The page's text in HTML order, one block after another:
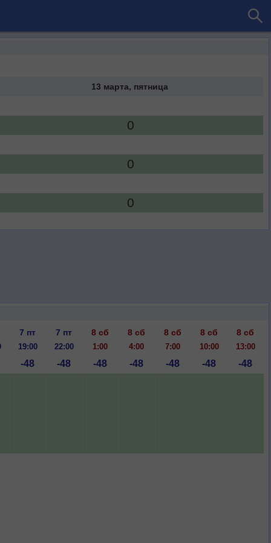
13 марта, пятница
0
0
0
7 пт 7 пт 8 сб 8 сб 8 сб 8 сб 8 сб
19:00 22:00 1:00 4:00 7:00 10:00 13:00
-48 -48 -48 -48 -48 -48 -48